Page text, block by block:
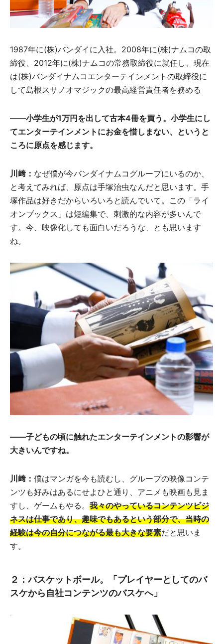
1987年に(株)バンダイに入社。2008年に(株)ナムコの取
締役、2012年に(株)ナムコの常務取締役に就任し、現在
は(株)バンダイナムコエンターテインメントの取締役に
して島根スサノオマジックの最高経営責任者を務める
――小学生が1万円を出して古本4冊を買う。小学生にし
てエンターテインメントにお金を惜しまない、というと
ころに原点を感じます。
川﨑： なぜ僕が今バンダイナムコグループにいるのか、
と考えてみれば、原点は手塚治虫なんだと思います。手
塚作品は好きだからいろいろと読んでいて。この「ライ
オンブックス」は短編集で、刺激的な内容が多いんで
す。今、映像化しても面白いだろうな、とも思います
ね。
――子どもの頃に触れたエンターテインメントの影響が
大きいんですね。
川﨑： 僕はマンガを今も読むし、グループの映像コンテ
ンツも好みはあるにせよひと通り、アニメも映画も見ま
すし、ゲームもやる。 我々のやっているコンテンツビジ
ネスは仕事であり、趣味でもあるという部分で、当時の
経験は今の自分につながる最も大きな要素だと思いま
す。
２：バスケットボール。「プレイヤーとしてのバ
スケから自社コンテンツのバスケへ」